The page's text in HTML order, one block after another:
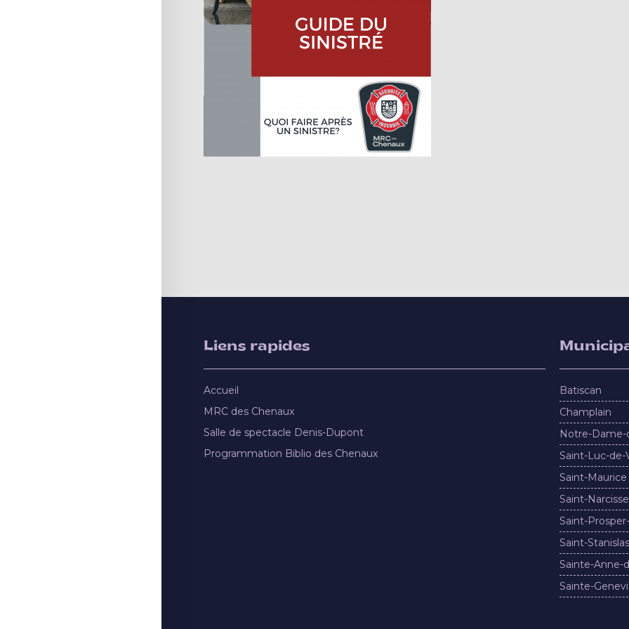
Liens rapides
Accueil
MRC des Chenaux
Salle de spectacle Denis-Dupont
Programmation Biblio des Chenaux
Batiscan
Champlain
Notre-
Saint-Luc-de-
Saint-Maurice
Saint-Narcisse
Saint-
Saint-Stanislas
Sainte-Anne-
Sainte-